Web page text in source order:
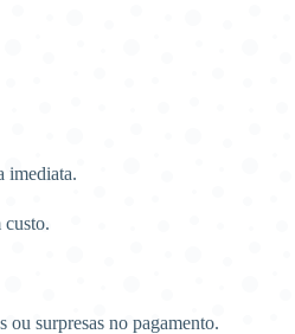
imediata.
custo.
surpresas no pagamento.